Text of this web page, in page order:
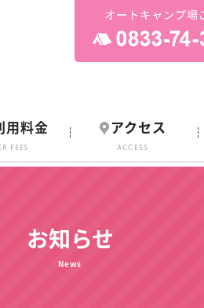
用料金
Fees
アクセス
ACCESS
お知らせ
News